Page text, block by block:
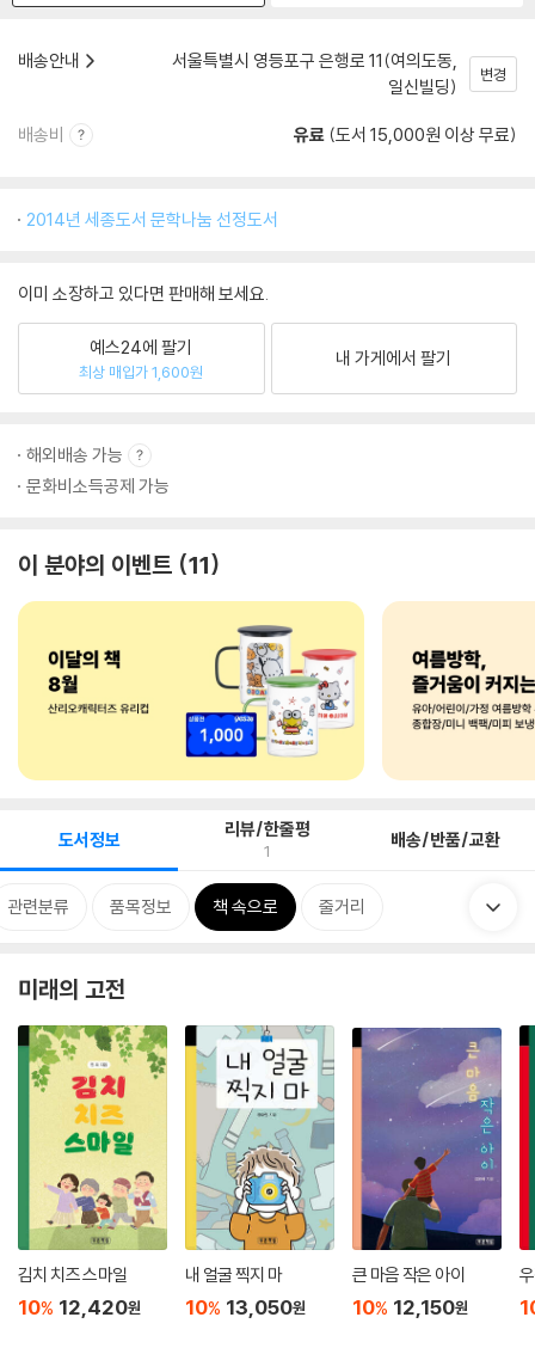
배송안내
서울특별시 영등포구 은행로 11(여의도동,
일신빌딩)
변경
배송비 유료 (도서 15,000원 이상 무료)
2014년 세종도서 문학나눔 선정도서
이미 소장하고 있다면 판매해 보세요.
예스24에 팔기
최상 매입가 1,600원
내 가게에서 팔기
해외배송 가능
문화비소득공제 가능
이 분야의 이벤트 11
도서정보 리뷰/한줄평
1 배송/반품/교환
관련분류 품목정보 책 속으로 줄거리
미래의 고전
김치 치즈 스마일
10% 12,420원
내 얼굴 찍지 마
10% 13,050원
큰 마음 작은 아이
10% 12,150원